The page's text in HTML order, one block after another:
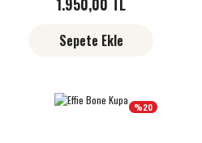
Sepete Ekle
%20